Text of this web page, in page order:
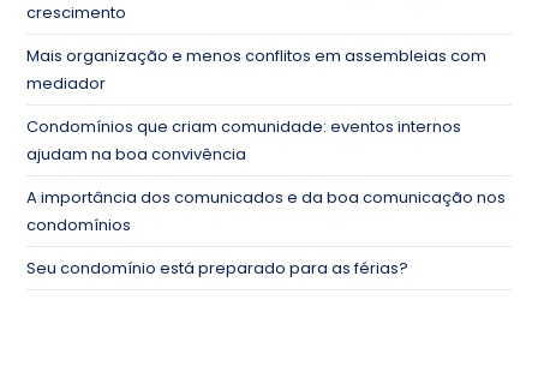
crescimento
Mais organização e menos conflitos em assembleias com
mediador
Condomínios que criam comunidade: eventos internos
ajudam na boa convivência
A importância dos comunicados e da boa comunicação nos
condomínios
Seu condomínio está preparado para as férias?